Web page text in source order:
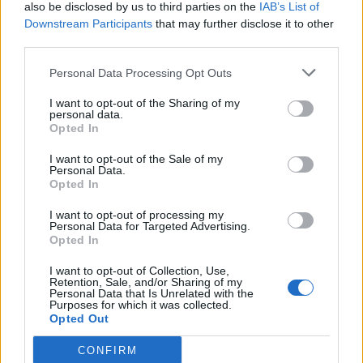
also be disclosed by us to third parties on the IAB’s List of
Downstream Participants that may further disclose it to other
Personal Data Processing Opt Outs
I want to opt-out of the Sharing of my
personal data.
Opted In
I want to opt-out of the Sale of my
Personal Data.
Opted In
I want to opt-out of processing my
Personal Data for Targeted Advertising.
Opted In
I want to opt-out of Collection, Use,
Retention, Sale, and/or Sharing of my
Personal Data that Is Unrelated with the
Purposes for which it was collected.
Opted Out
CONFIRM